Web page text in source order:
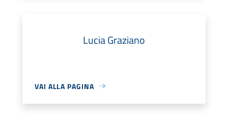
Lucia Graziano
VAI ALLA PAGINA